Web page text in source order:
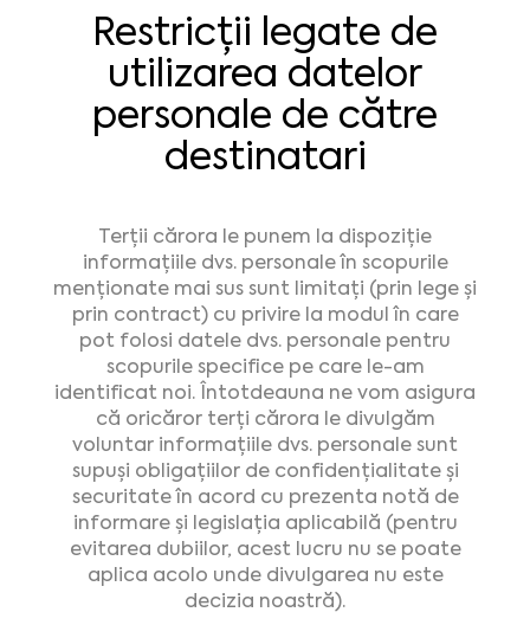
Restricții legate de
utilizarea datelor
personale de către
destinatari
Terții cărora le punem la dispoziție
informațiile dvs. personale în scopurile
menționate mai sus sunt limitați (prin lege și
prin contract) cu privire la modul în care
pot folosi datele dvs. personale pentru
scopurile specifice pe care le-am
identificat noi. Întotdeauna ne vom asigura
că oricăror terți cărora le divulgăm
voluntar informațiile dvs. personale sunt
supuși obligațiilor de confidențialitate și
securitate în acord cu prezenta notă de
informare și legislația aplicabilă (pentru
evitarea dubiilor, acest lucru nu se poate
aplica acolo unde divulgarea nu este
decizia noastră).